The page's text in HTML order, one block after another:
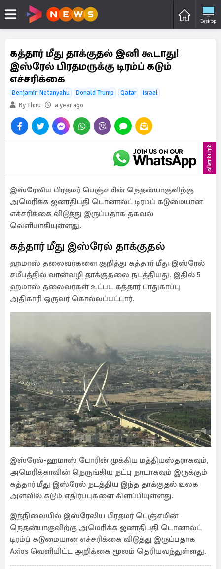
Desktop
கத்தார் மீது தாக்குதல் இனி கூடாது!
இஸ்ரேல் பிரதமருக்கு டிரம்ப் கடும்
எச்சரிக்கை
Benjamin Netanyahu Donald Trump Qatar
Israel
By Thiru
a year ago
விளம்பரம்
இஸ்ரேலிய பிரதமர் பெஞ்சமின் நெதன்யாகுவிற்கு
அமெரிக்க ஜனாதிபதி டொனால்ட் டிரம்ப் கடுமையான
எச்சரிக்கை விடுத்து இருப்பதாக தகவல்
வெளியாகியுள்ளது.
கத்தார் மீது இஸ்ரேல் தாக்குதல்
ஹமாஸ் தலைவர்களை குறித்து கத்தார் மீது இஸ்ரேல்
சமீபத்தில் வான்வழி தாக்குதலை நடத்தியது. இதில் 5
ஹமாஸ் தலைவர்கள் உட்பட கத்தார் பாதுகாப்பு
அதிகாரி ஒருவர் கொல்லப்பட்டார்.
இஸ்ரேல்-ஹமாஸ் போரின் முக்கிய மத்தியஸ்தராகவும்,
அமெரிக்காவின் நெருங்கிய நட்பு நாடாகவும் இருக்கும்
கத்தார் மீது இஸ்ரேல் நடத்திய இந்த தாக்குதல் உலக
அளவில் கடும் எதிர்ப்புகளை கிளப்பியுள்ளது.
இந்நிலையில் இஸ்ரேலிய பிரதமர் பெஞ்சமின்
நெதன்யாகுவிற்கு அமெரிக்க ஜனாதிபதி டொனால்ட்
டிரம்ப் கடுமையான எச்சரிக்கை விடுத்து இருப்பதாக
Axios வெளியிட்ட அறிக்கை மூலம் தெரியவந்துள்ளது.